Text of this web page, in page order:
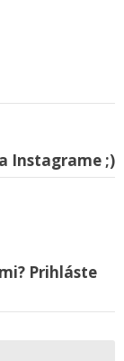
Instagrame ;)
Prihláste